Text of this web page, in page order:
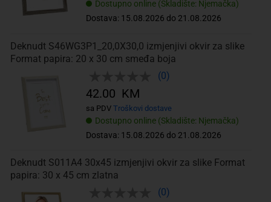
Dostupno online (Skladište: Njemačka)
Dostava: 15.08.2026 do 21.08.2026
Deknudt S46WG3P1_20,0X30,0 izmjenjivi okvir za slike
Format papira: 20 x 30 cm smeđa boja
(0)
Dostupno online (Skladište: Njemačka)
Dostava: 15.08.2026 do 21.08.2026
42.00 KM
sa PDV Troškovi dostave
Deknudt S011A4 30x45 izmjenjivi okvir za slike Format
papira: 30 x 45 cm zlatna
(0)